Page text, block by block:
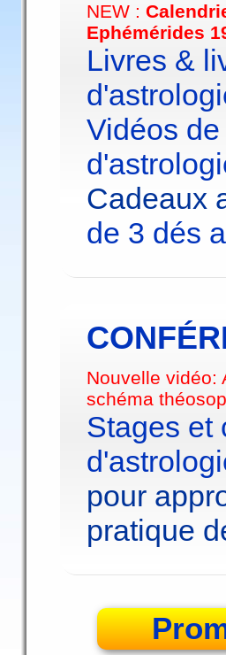
NEW :
Ephémérides
Livres &
Vidéos
Cadeaux
de 3 dés
Nouvelle vidéo:
schéma
Stages et
pour
pratique